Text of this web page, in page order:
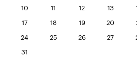
10 11 12 13
17 18 19 20
24 25 26 27
31